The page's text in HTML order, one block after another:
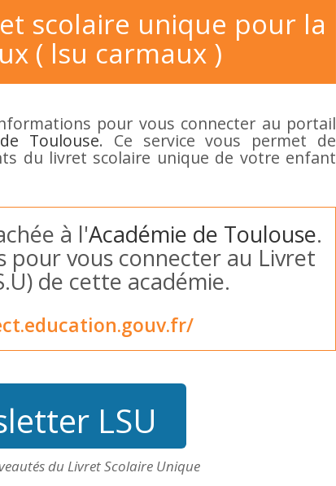
scolaire unique pour la
( lsu carmaux )
pour vous connecter au portail
Toulouse. Ce service vous permet de
du livret scolaire unique de votre enfant
à l'Académie de Toulouse.
pour vous connecter au Livret
de cette académie.
LSU
du Livret Scolaire Unique